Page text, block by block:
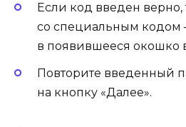
Если код введен
со специальным кодом
в появившееся окошко
Повторите введенный
на кнопку «Далее».